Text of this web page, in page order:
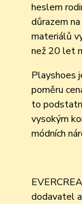
heslem
důrazem
materiálů
než 20 let
Playshoes
poměru
to
vysokým
módních
dodavatel